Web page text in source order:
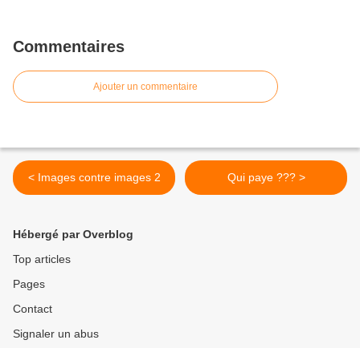
Commentaires
Ajouter un commentaire
< Images contre images 2 Qui paye ??? >
Hébergé par Overblog
Top articles
Pages
Contact
Signaler un abus